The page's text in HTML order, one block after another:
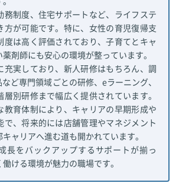
務制度、住宅サポートなど、ライフステ
方が可能です。特に、女性の育児復帰支
度は高く評価されており、子育てとキャ
薬剤師にも安心の環境が整っています。
充実しており、新人研修はもちろん、調
ど専門領域ごとの研修、eラーニング、
層別研修まで幅広く提供されています。
教育体制により、キャリアの早期形成や
で、将来的には店舗管理やマネジメント
ャリアへ進む道も開かれています。
長をバックアップするサポートが揃っ
ける環境が魅力の職場です。